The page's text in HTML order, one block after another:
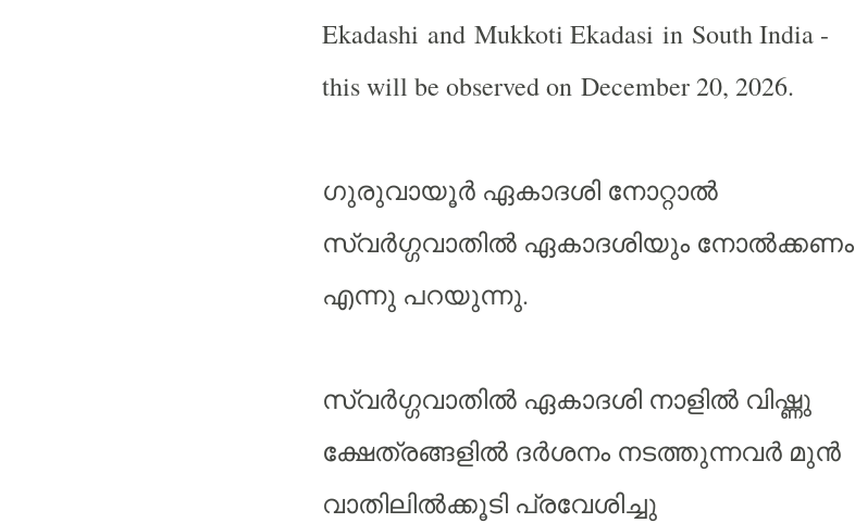
Ekadashi and Mukkoti Ekadasi in South India -
this will be observed on December 20, 2026.
ഗുരുവായൂർ ഏകാദശി നോറ്റാൽ
സ്വർഗ്ഗവാതിൽ ഏകാദശിയും നോൽക്കണം
എന്നു പറയുന്നു.
സ്വർഗ്ഗവാതിൽ ഏകാദശി നാളിൽ വിഷ്ണു
ക്ഷേത്രങ്ങളിൽ ദർശനം നടത്തുന്നവർ മുൻ
വാതിലിൽക്കൂടി പ്രവേശിച്ചു